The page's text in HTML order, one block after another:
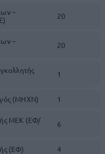
–
20
–
20
1
(ΜΗΧΝ) 1
ΜΕΚ (ΕΦ/
6
(ΕΦ) 4